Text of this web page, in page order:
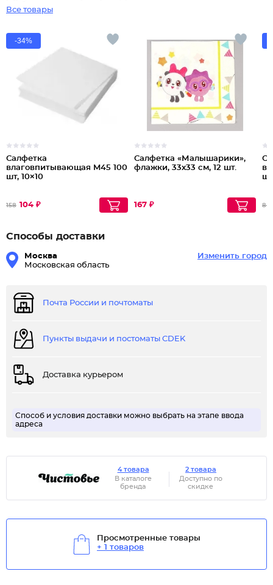
Все товары
-34%
Салфетка
влаговпитывающая M45 100
шт, 10×10
158 104 ₽
Салфетка «Малышарики»,
флажки, 33х33 см, 12 шт.
167 ₽ 84
Способы доставки
Москва
Московская область
Изменить город
Почта России и почтоматы
Пункты выдачи и постоматы CDEK
Доставка курьером
Способ и условия доставки можно выбрать на этапе ввода
адреса
4 товара
В каталоге
бренда
2 товара
Доступно по
скидке
Просмотренные товары
+ 1 товаров